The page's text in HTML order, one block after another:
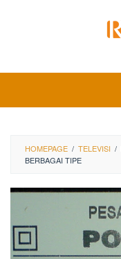
HOMEPAGE / TELEVISI /
BERBAGAI TIPE